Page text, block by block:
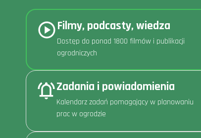
Filmy, podcasty, wiedza
Dostęp do ponad 1800 filmów i publikacji
ogrodniczych
Zadania i powiadomienia
Kalendarz zadań pomagający w planowaniu
prac w ogrodzie